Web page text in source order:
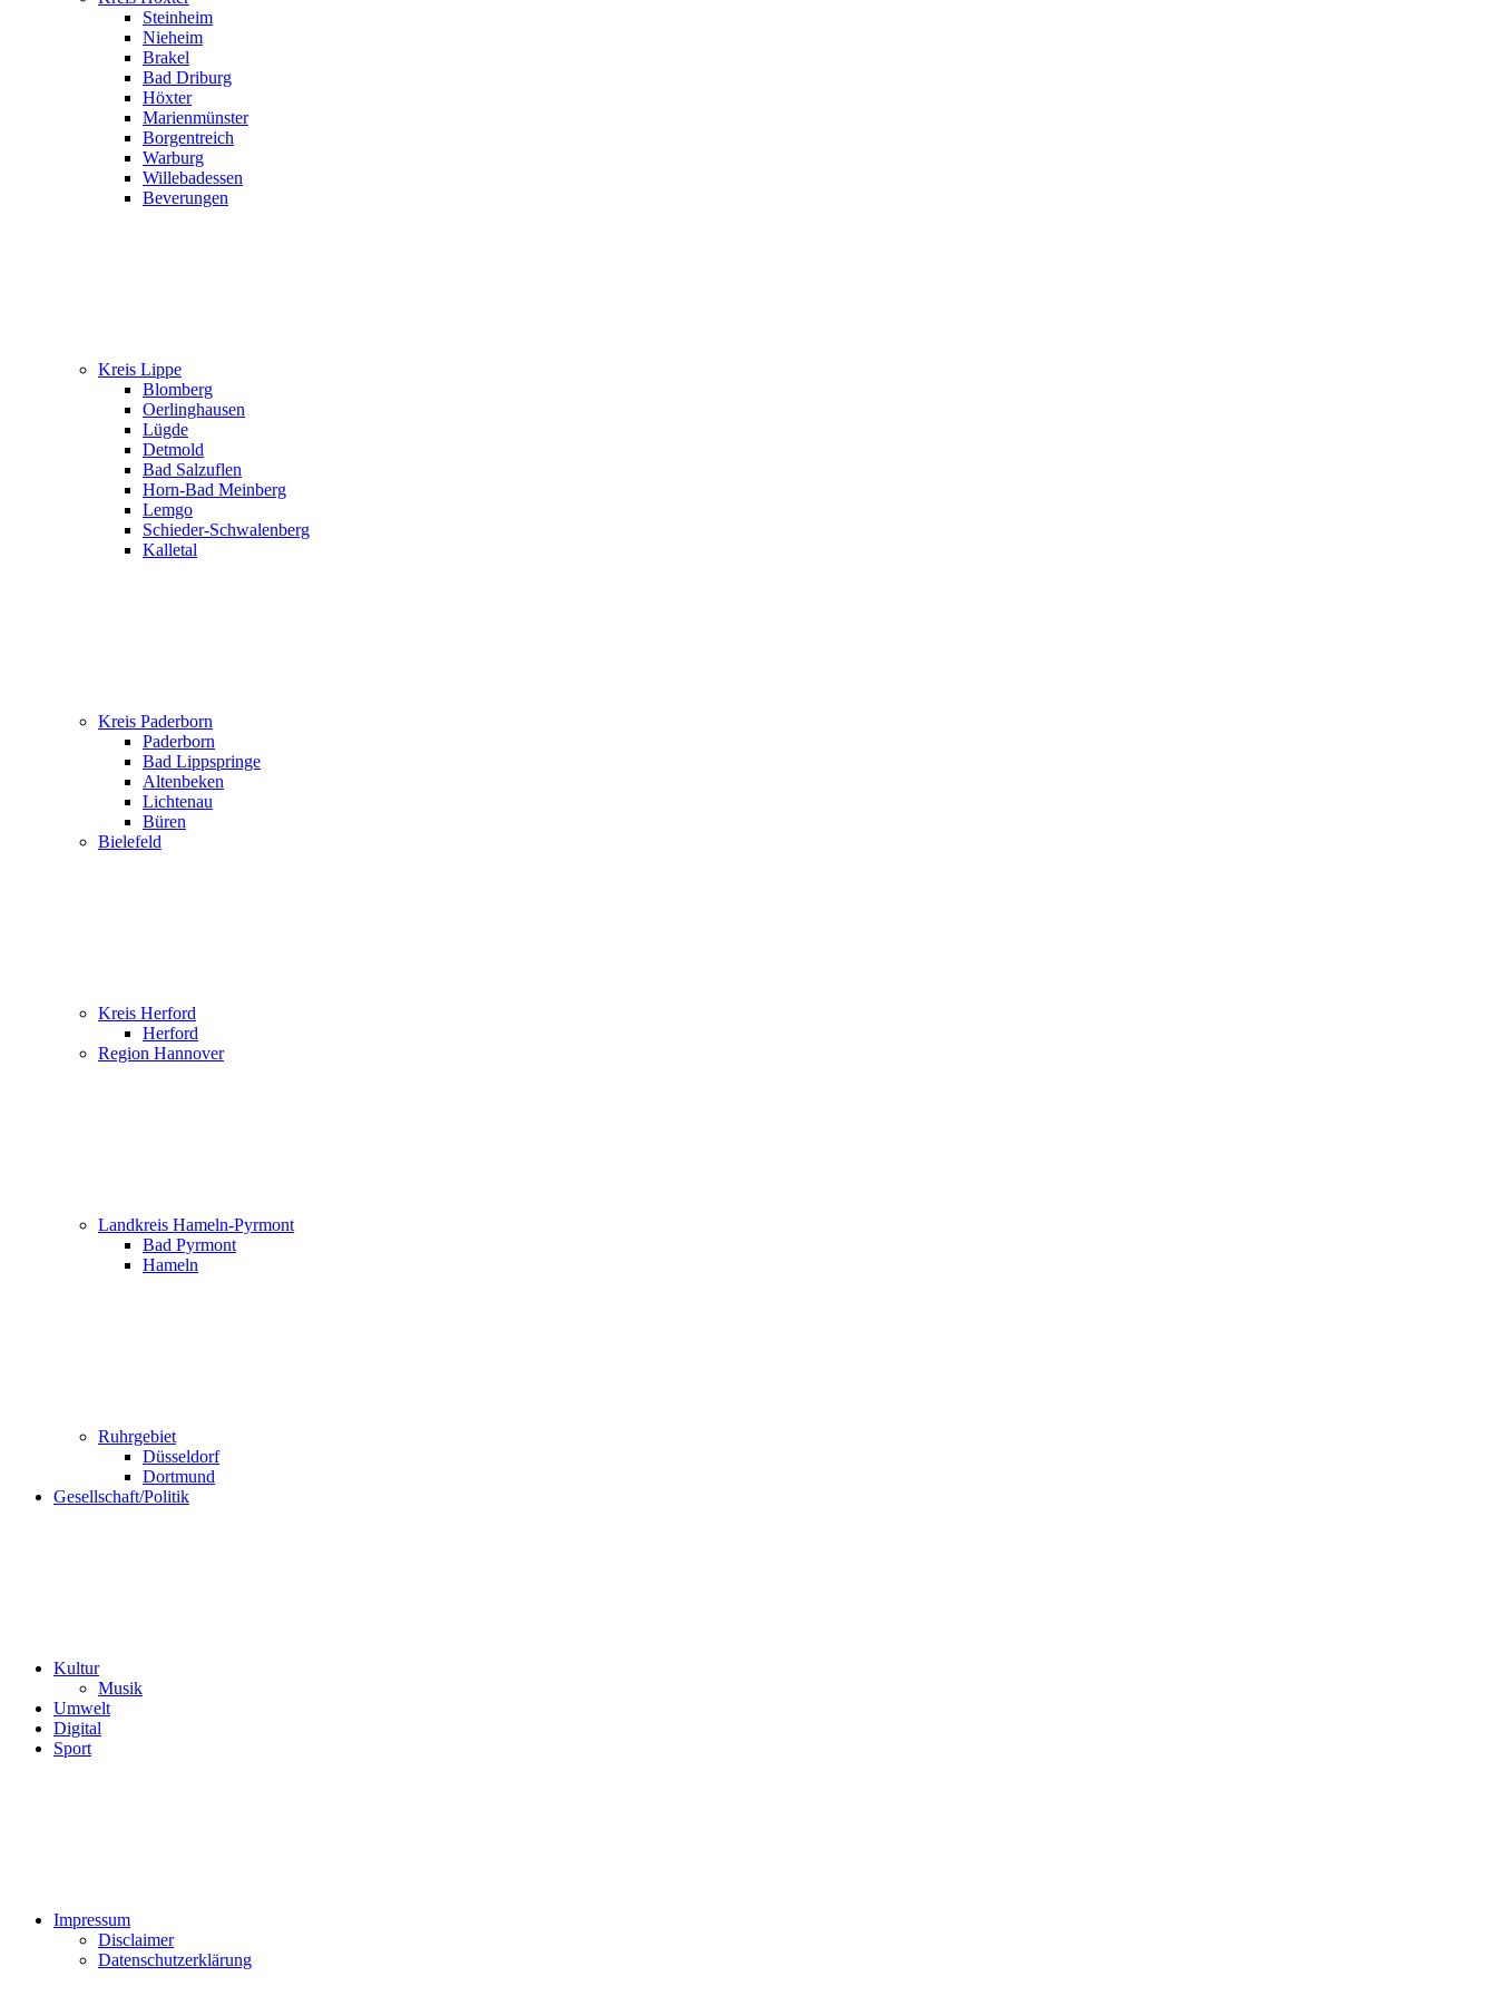
Steinheim
Nieheim
Brakel
Bad Driburg
Höxter
Marienmünster
Borgentreich
Warburg
Willebadessen
Beverungen
Kreis Lippe
Blomberg
Oerlinghausen
Lügde
Detmold
Bad Salzuflen
Horn-Bad Meinberg
Lemgo
Schieder-Schwalenberg
Kalletal
Kreis Paderborn
Paderborn
Bad Lippspringe
Altenbeken
Lichtenau
Büren
Bielefeld
Kreis Herford
Herford
Region Hannover
Landkreis Hameln-Pyrmont
Bad Pyrmont
Hameln
Ruhrgebiet
Düsseldorf
Dortmund
Gesellschaft/Politik
Kultur
Musik
Umwelt
Digital
Sport
Impressum
Disclaimer
Datenschutzerklärung